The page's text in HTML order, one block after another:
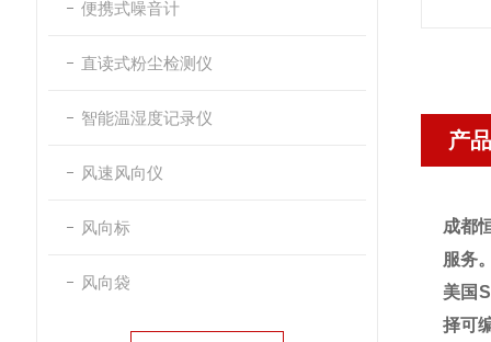
便携式噪音计
直读式粉尘检测仪
智能温湿度记录仪
风速风向仪
风向标
风向袋
产
成都
服务
美国
择可